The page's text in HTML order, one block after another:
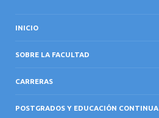
INICIO
SOBRE LA FACULTAD
CARRERAS
POSTGRADOS Y EDUCACIÓN CONTINUA